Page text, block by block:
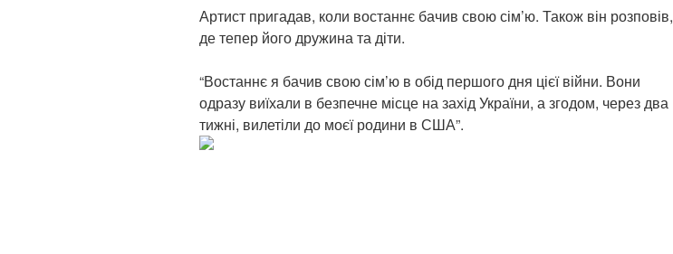
Артист пригадав, коли востаннє бачив свою сім’ю. Також він розповів,
де тепер його дружина та діти.
“Востаннє я бачив свою сім’ю в обід першого дня цієї війни. Вони
одразу виїхали в безпечне місце на захід України, а згодом, через два
тижні, вилетіли до моєї родини в США”.